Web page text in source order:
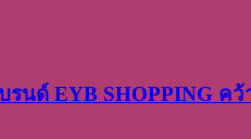
นด์ EYB SHOPPING คว้